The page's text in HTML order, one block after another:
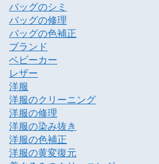
バッグのシミ
バッグの修理
バッグの色補正
ブランド
ベビーカー
レザー
洋服
洋服のクリーニング
洋服の修理
洋服の染み抜き
洋服の色補正
洋服の黄変復元